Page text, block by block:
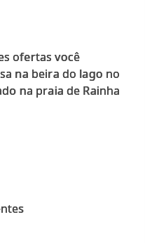
ofertas você
na beira do lago no
na praia de Rainha